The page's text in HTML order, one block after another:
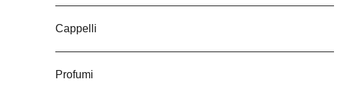
Cappelli
Profumi